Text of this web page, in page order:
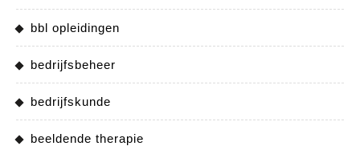
bbl opleidingen
bedrijfsbeheer
bedrijfskunde
beeldende therapie